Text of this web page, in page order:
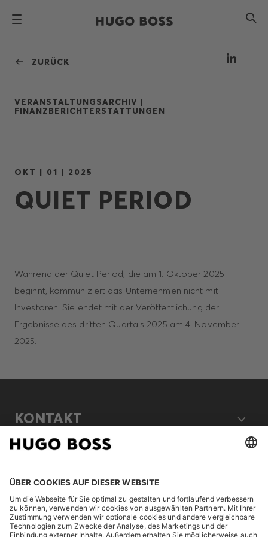
ZURÜCK
VERANSTALTUNGSARCHIV |
FINANZBERICHTERSTATTUNGEN
OKT | 01 | 2025
QUIET PERIOD
Während der Quiet Period, die am 1. Oktober 2025
beginnt, kommuniziert das Unternehmen nicht mit
Investoren. Sie endet mit der Veröffentlichung der
Ergebnisse des dritten Quartals 2025 am 4. November
2025.
KONTAKT
ENTDECKEN